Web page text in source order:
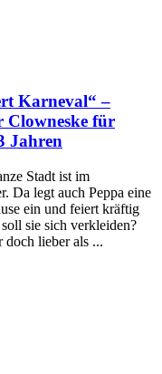
Karneval“ –
Clowneske für
Jahren
Stadt ist im
Da legt auch Peppa eine
ein und feiert kräftig
sie sich verkleiden?
doch lieber als ...